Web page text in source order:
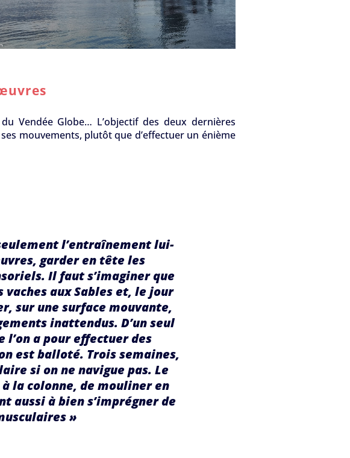
Vendée Globe… L’objectif des deux dernières
mouvements, plutôt que d’effectuer un énième
l’entraînement lui-
garder en tête les
Il faut s’imaginer que
aux Sables et, le jour
sur une surface mouvante,
inattendus. D’un seul
l’on a pour effectuer des
est balloté. Trois semaines,
si on ne navigue pas. Le
la colonne, de mouliner en
aussi à bien s’imprégner de
»